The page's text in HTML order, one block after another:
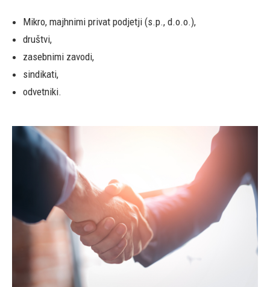
Mikro, majhnimi privat podjetji (s.p., d.o.o.),
društvi,
zasebnimi zavodi,
sindikati,
odvetniki.